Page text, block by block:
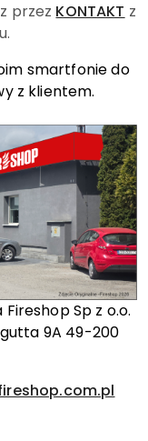
przez KONTAKT z
smartfonie do
z klientem.
Fireshop Sp z o.o.
9A 49-200